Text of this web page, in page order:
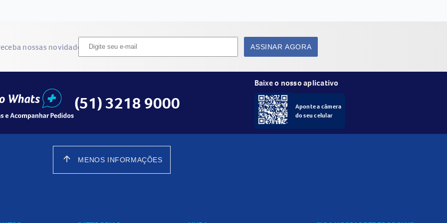
nossas novidades ASSINAR AGORA
(51) 3218 9000
Baixe o nosso aplicativo
Aponte a câmera
do seu celular
arrow_upward MENOS INFORMAÇÕES